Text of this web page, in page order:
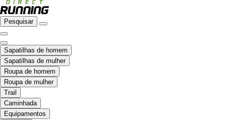
Pesquisar
Sapatilhas de homem
Sapatilhas de mulher
Roupa de homem
Roupa de mulher
Trail
Caminhada
Equipamentos